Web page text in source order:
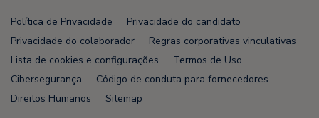
e
w
s
F
a
c
e
b
n
s
t
a
o
u
T
u
i
n
k
e
e
w
s
F
Política de Privacidade
Privacidade do candidato
Privacidade do colaborador
Regras corporativas vinculativas
Lista de cookies e configurações
Termos de Uso
Cibersegurança
Código de conduta para fornecedores
Direitos Humanos
Sitemap